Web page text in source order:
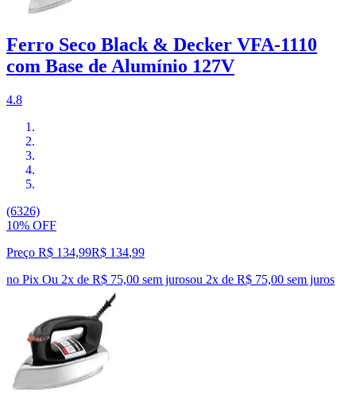
Ferro Seco Black & Decker VFA-1110
com Base de Alumínio 127V
4.8
(6326)
10% OFF
Preço R$ 134,99R$ 134,99
no Pix Ou 2x de R$ 75,00 sem jurosou 2x de R$ 75,00 sem juros